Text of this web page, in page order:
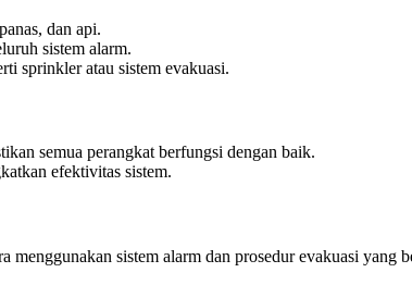
dan api.
sistem alarm.
sprinkler atau sistem evakuasi.
semua perangkat berfungsi dengan baik.
efektivitas sistem.
sistem alarm dan prosedur evakuasi yang